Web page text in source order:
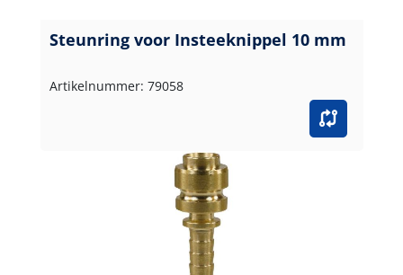
Steunring voor Insteeknippel 10 mm
Artikelnummer: 79058